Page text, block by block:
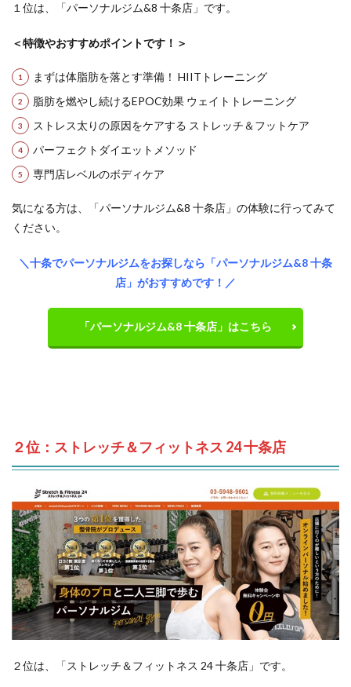
１位は、「パーソナルジム&8 十条店」です。
＜特徴やおすすめポイントです！＞
まずは体脂肪を落とす準備！ HIITトレーニング
脂肪を燃やし続けるEPOC効果 ウェイトトレーニング
ストレス太りの原因をケアする ストレッチ＆フットケア
パーフェクトダイエットメソッド
専門店レベルのボディケア
気になる方は、「パーソナルジム&8 十条店」の体験に行ってみて
ください。
＼十条でパーソナルジムをお探しなら「パーソナルジム&8 十条
店」がおすすめです！／
「パーソナルジム&8 十条店」はこちら
２位：ストレッチ＆フィットネス 24 十条店
２位は、「ストレッチ＆フィットネス 24 十条店」です。